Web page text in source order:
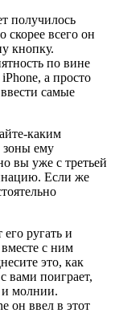
получилось
скорее всего он
кнопку.
по вине
а просто
самые
каким
зоны ему
вы уже с третьей
Если же
ругать и
с ним
это, как
вами поиграет,
и молнии.
он ввел в этот